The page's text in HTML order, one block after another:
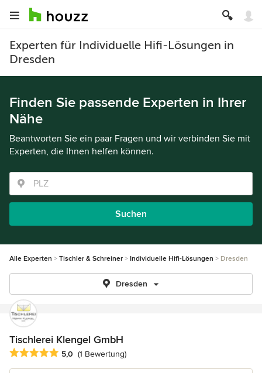
Experten für Individuelle Hifi-Lösungen in
Dresden
Finden Sie passende Experten in Ihrer
Nähe
Beantworten Sie ein paar Fragen und wir verbinden Sie mit
Experten, die Ihnen helfen können.
Suchen
Alle Experten Tischler & Schreiner Individuelle Hifi-Lösungen Dresden
Dresden
Tischlerei Klengel GmbH
Durchschnittliche Bewertung: 5 von 5 Sternen
5,0 (1 Bewertung)